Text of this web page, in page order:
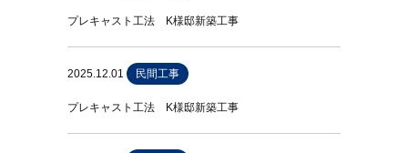
プレキャスト工法 K様邸新築工事
2025.12.01 民間工事
プレキャスト工法 K様邸新築工事